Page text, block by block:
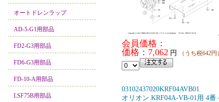
オートドレンラップ
AD-5-G1用部品
FD2-G3用部品
FD6-G3用部品
FD-10-A用部品
LSF75B用部品
会員価格：
価格：7,062 円 （うち税642円
03102437020KRF04AVB01
オリオン KRF04A-VB-01用 4番